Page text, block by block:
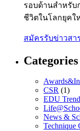
รอบด้านสำหรับ
ชีวิตในโลกยุคใ
สมัครรับข่าวสา
Categories
CSR (1)
EDU
News &
Technique